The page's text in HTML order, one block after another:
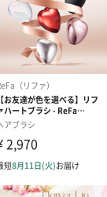
For you（165